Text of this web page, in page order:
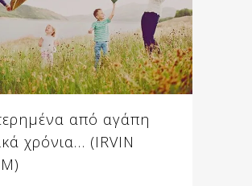
από αγάπη
χρόνια… (IRVIN